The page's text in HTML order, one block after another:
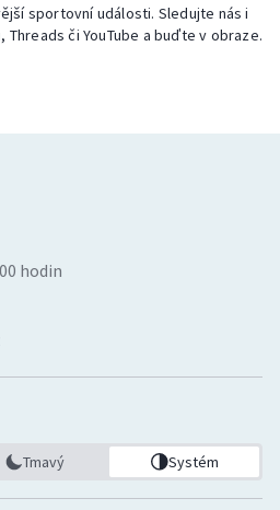
sportovní události. Sledujte nás i
Threads či YouTube a buďte v obraze.
hodin
Tmavý Systém